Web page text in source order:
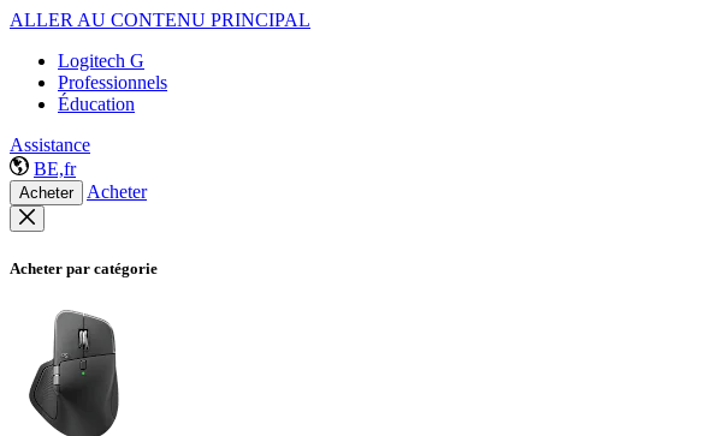
ALLER AU CONTENU PRINCIPAL
Logitech G
Professionnels
Éducation
Assistance
BE,fr
Acheter Acheter
Acheter par catégorie